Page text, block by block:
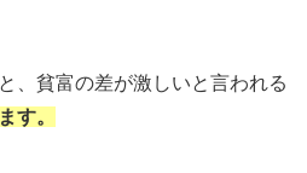
、貧富の差が激しいと言われる
す。